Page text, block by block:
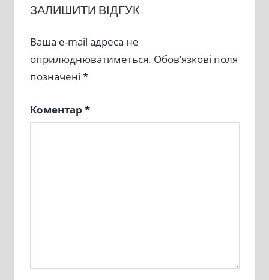
ЗАЛИШИТИ ВІДГУК
Ваша e-mail адреса не
оприлюднюватиметься. Обов’язкові поля
позначені *
Коментар *